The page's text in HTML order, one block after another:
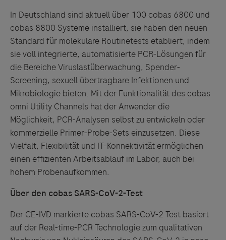
In Deutschland sind aktuell über 100 cobas 6800 und
cobas 8800 Systeme installiert, sie haben den neuen
Standard für molekulare Routinetests etabliert, indem
sie voll integrierte, automatisierte PCR-Lösungen für
die Bereiche Viruslastüberwachung, Spender-
Screening, sexuell übertragbare Infektionen und
Mikrobiologie bieten. Mit der Funktionalität des cobas
omni Utility Channels hat der Anwender die
Möglichkeit, PCR-Analysen selbst zu entwickeln oder
kommerzielle Primer-Probe-Sets einzusetzen. Diese
Vielfalt, Flexibilität und IT-Konnektivität ermöglichen
einen effizienten Arbeitsablauf im Labor, auch bei
hohem Probenaufkommen.
Über den cobas SARS-CoV-2-Test
Der CE-IVD markierte cobas SARS-CoV-2 Test basiert
auf der Real-time-PCR Technologie zum qualitativen
Links zu Websites Dritter werden im Sinne des
keine Meinung über den Inhalt von Websites Dritter und
lehnt ausdrücklich jegliche Verantwortung für